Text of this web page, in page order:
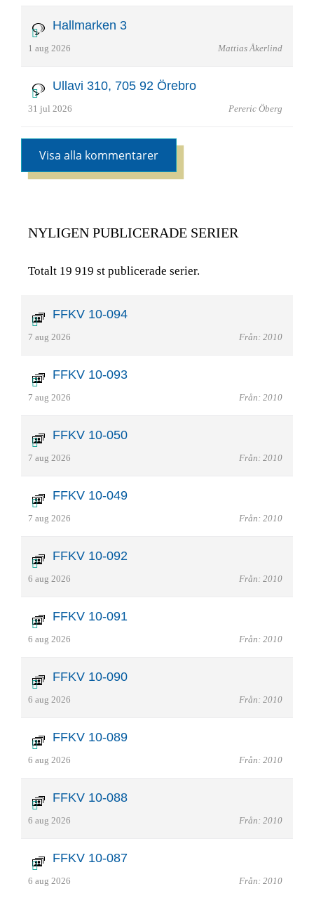
Hallmarken 3
1 aug 2026 Mattias Åkerlind
Ullavi 310, 705 92 Örebro
31 jul 2026 Pereric Öberg
Visa alla kommentarer
NYLIGEN PUBLICERADE SERIER
Totalt 19 919 st publicerade serier.
FFKV 10-094
7 aug 2026 Från: 2010
FFKV 10-093
7 aug 2026 Från: 2010
FFKV 10-050
7 aug 2026 Från: 2010
FFKV 10-049
7 aug 2026 Från: 2010
FFKV 10-092
6 aug 2026 Från: 2010
FFKV 10-091
6 aug 2026 Från: 2010
FFKV 10-090
6 aug 2026 Från: 2010
FFKV 10-089
6 aug 2026 Från: 2010
FFKV 10-088
6 aug 2026 Från: 2010
FFKV 10-087
6 aug 2026 Från: 2010